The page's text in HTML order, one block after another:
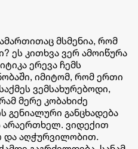
მსმენია, რომ
ეს კითხვა ვერ ამოიწურა
ერევა ჩემს
იმიტომ, რომ ერთი
ვემსახურებოდი,
მერე კობახიძე
გენიალური განცხადება
არაერთხელ. ვიდექით
და აღჭურვილობით.